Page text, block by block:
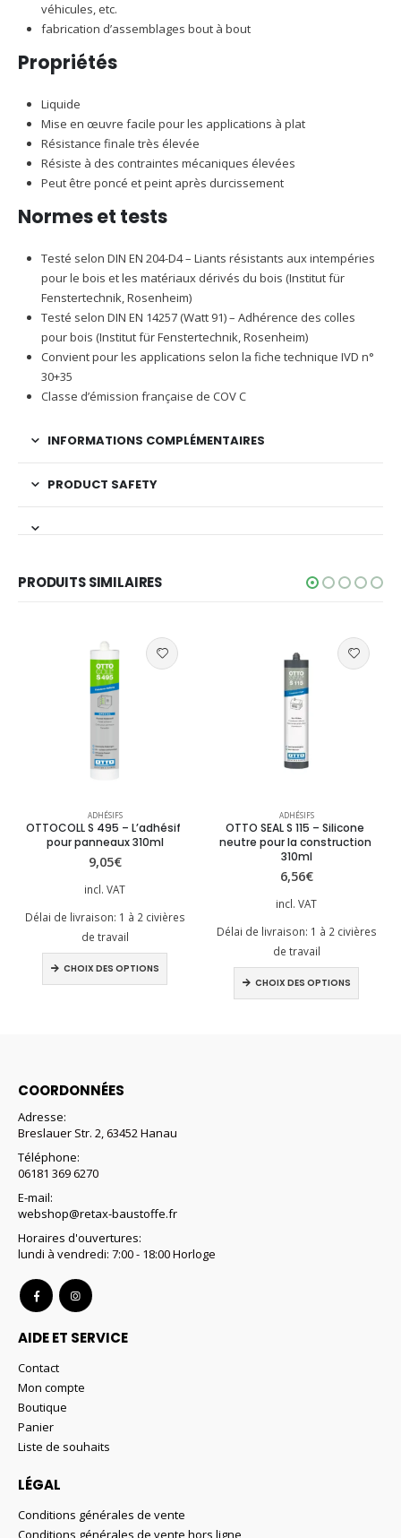
véhicules, etc.
fabrication d’assemblages bout à bout
Propriétés
Liquide
Mise en œuvre facile pour les applications à plat
Résistance finale très élevée
Résiste à des contraintes mécaniques élevées
Peut être poncé et peint après durcissement
Normes et tests
Testé selon DIN EN 204-D4 – Liants résistants aux intempéries
pour le bois et les matériaux dérivés du bois (Institut für
Fenstertechnik, Rosenheim)
Testé selon DIN EN 14257 (Watt 91) – Adhérence des colles
pour bois (Institut für Fenstertechnik, Rosenheim)
Convient pour les applications selon la fiche technique IVD n°
30+35
Classe d’émission française de COV C
INFORMATIONS COMPLÉMENTAIRES
PRODUCT SAFETY
PRODUITS SIMILAIRES
ADHÉSIFS
OTTOCOLL S 495 – L’adhésif
pour panneaux 310ml
9,05€
incl. VAT
Délai de livraison: 1 à 2 civières
de travail
CHOIX DES OPTIONS
Ce produit a plusieurs variations. Les options peuvent être choisies sur la page du produit
ADHÉSIFS
OTTO SEAL S 115 – Silicone
neutre pour la construction
310ml
6,56€
incl. VAT
Délai de livraison: 1 à 2 civières
de travail
CHOIX DES OPTIONS
Ce produit a plusieurs variations. Les options peuvent être choisies sur la page du produit
COORDONNÉES
Adresse:
Breslauer Str. 2, 63452 Hanau
Téléphone:
06181 369 6270
E-mail:
webshop@retax-baustoffe.fr
Horaires d'ouvertures:
lundi à vendredi: 7:00 - 18:00 Horloge
AIDE ET SERVICE
Contact
Mon compte
Boutique
Panier
Liste de souhaits
LÉGAL
Conditions générales de vente
Conditions générales de vente hors ligne